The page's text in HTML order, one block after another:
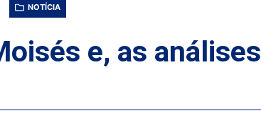
NOTÍCIA
e, as